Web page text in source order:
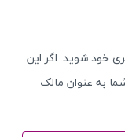
خود شوید. اگر این
به عنوان مالک